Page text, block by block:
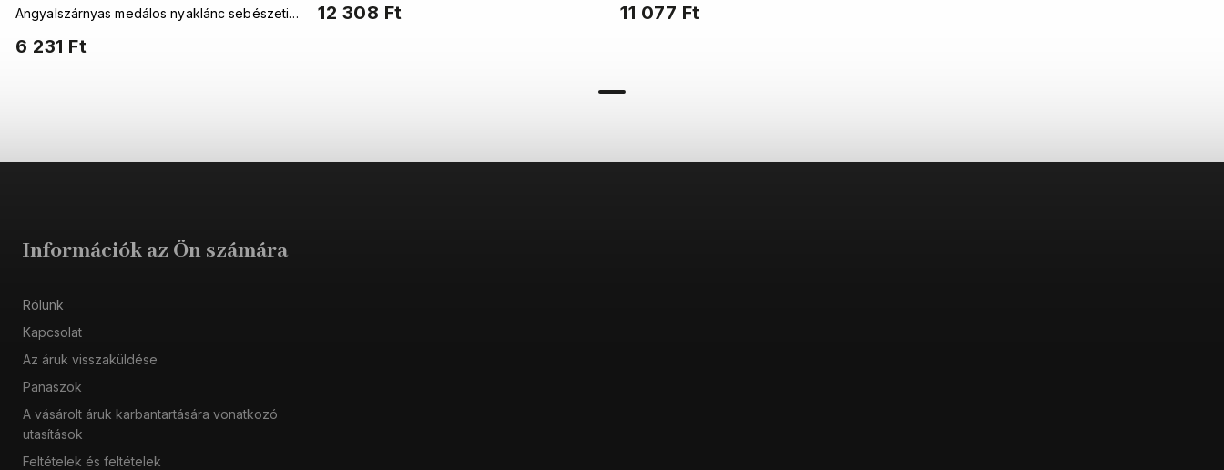
6 231 Ft
Angyalszárnyas medálos nyaklánc sebészeti
fülbevaló 179
12 308 Ft
fülbevaló 228
11 077 Ft
Információk az Ön számára
Rólunk
Kapcsolat
Az áruk visszaküldése
Panaszok
A vásárolt áruk karbantartására vonatkozó
utasítások
Feltételek és feltételek